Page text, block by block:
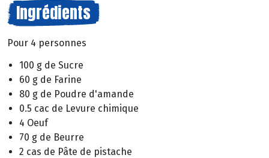
Ingrédients
Pour 4 personnes
100 g de Sucre
60 g de Farine
80 g de Poudre d'amande
0.5 cac de Levure chimique
4 Oeuf
70 g de Beurre
2 cas de Pâte de pistache